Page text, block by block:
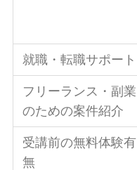
就職・転職サポート
フリーランス・副業
のための案件紹介
受講前の無料体験有
無